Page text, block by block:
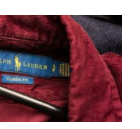
à des mesures prises
en Belgique et en Espagne,
de centaines